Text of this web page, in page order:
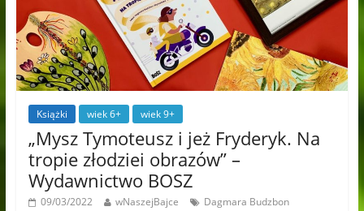
Książki wiek 6+ wiek 9+
„Mysz Tymoteusz i jeż Fryderyk. Na
tropie złodziei obrazów” –
Wydawnictwo BOSZ
09/03/2022 wNaszejBajce
Dagmara Budzbon